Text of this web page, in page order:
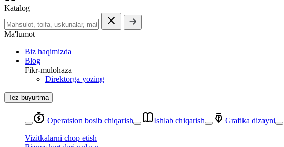
Katalog
Ma'lumot
Biz haqimizda
Blog
Fikr-mulohaza
Direktorga yozing
Tez buyurtma
Operatsion bosib chiqarish Ishlab chiqarish Grafika dizayni
Vizitkalarni chop etish